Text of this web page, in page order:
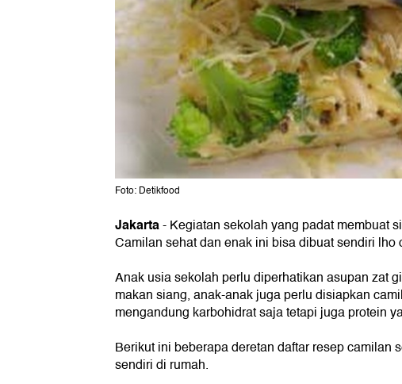
Foto: Detikfood
Jakarta- Kegiatan sekolah yang padat membuat
Camilan sehat dan enak ini bisa dibuat sendiri lho
Anak usia sekolah perlu diperhatikan asupan zat
makan siang, anak-anak juga perlu disiapkan
mengandung karbohidrat saja tetapi juga protein
Berikut ini beberapa deretan daftar resep camilan
sendiri di rumah.